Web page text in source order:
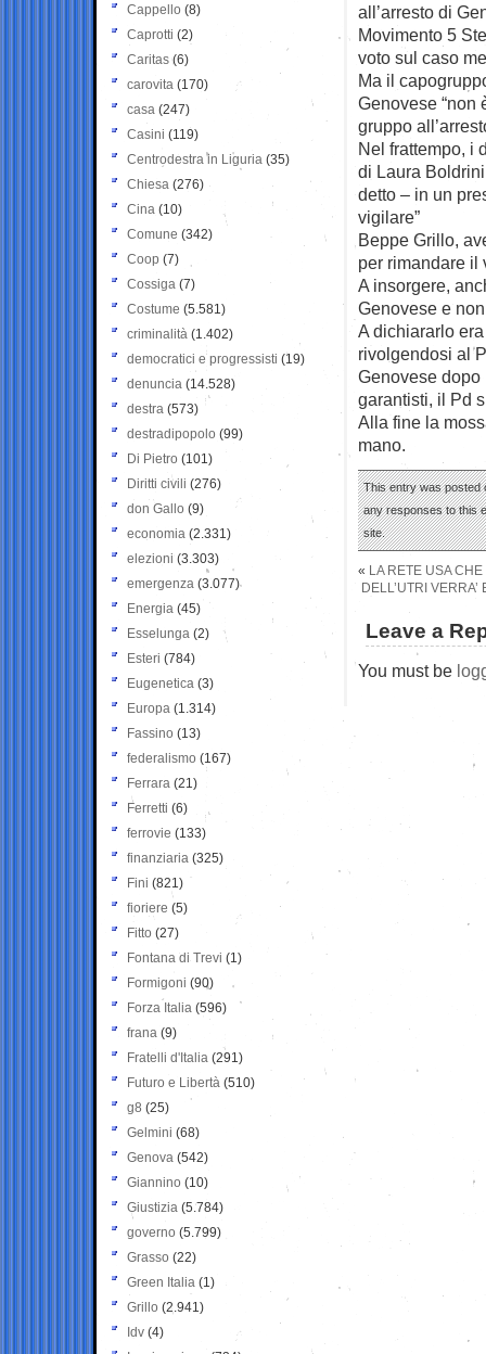
all’arresto di
Movimento 5
voto sul caso
Ma il
Genovese “non
gruppo
Nel frattempo, i
di Laura
detto – in un
vigilare”
Beppe Grillo,
per rimandare il
A insorgere,
Genovese e
A dichiararlo
rivolgendosi al
Genovese dopo
garantisti, il Pd
Alla fine la
mano.
This entry was posted
any responses to this
site.
« LA RETE USA
DELL’UTRI
Leave a
You must be
Cappello (8)
Caprotti (2)
Caritas (6)
carovita (170)
casa (247)
Casini (119)
Centrodestra in Liguria (35)
Chiesa (276)
Cina (10)
Comune (342)
Coop (7)
Cossiga (7)
Costume (5.581)
criminalità (1.402)
democratici e progressisti (19)
denuncia (14.528)
destra (573)
destradipopolo (99)
Di Pietro (101)
Diritti civili (276)
don Gallo (9)
economia (2.331)
elezioni (3.303)
emergenza (3.077)
Energia (45)
Esselunga (2)
Esteri (784)
Eugenetica (3)
Europa (1.314)
Fassino (13)
federalismo (167)
Ferrara (21)
Ferretti (6)
ferrovie (133)
finanziaria (325)
Fini (821)
fioriere (5)
Fitto (27)
Fontana di Trevi (1)
Formigoni (90)
Forza Italia (596)
frana (9)
Fratelli d'Italia (291)
Futuro e Libertà (510)
g8 (25)
Gelmini (68)
Genova (542)
Giannino (10)
Giustizia (5.784)
governo (5.799)
Grasso (22)
Green Italia (1)
Grillo (2.941)
Idv (4)